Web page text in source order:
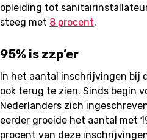
opleiding tot
steeg met 8 procent.
95% is zzp’er
In het aantal inschrijvingen bij
ook terug te zien. Sinds begin
Nederlanders zich
eerder groeide het aantal met
procent van deze